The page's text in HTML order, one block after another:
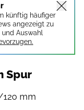
künftig häufiger
angezeigt zu
Auswahl
Spur
mm